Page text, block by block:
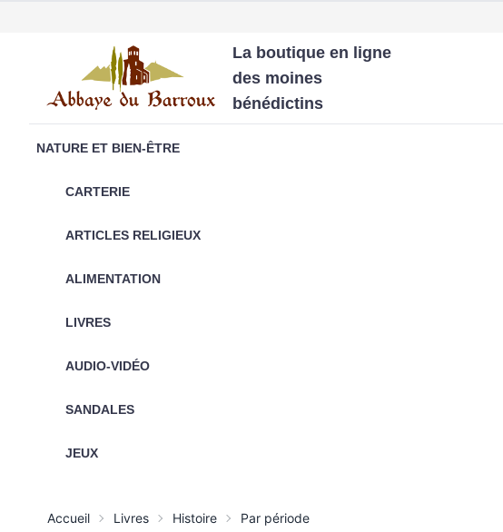
NATURE ET BIEN-ÊTRE
CARTERIE
ARTICLES RELIGIEUX
ALIMENTATION
LIVRES
AUDIO-VIDÉO
SANDALES
JEUX
La boutique en ligne
des moines
bénédictins
Accueil Livres Histoire Par période